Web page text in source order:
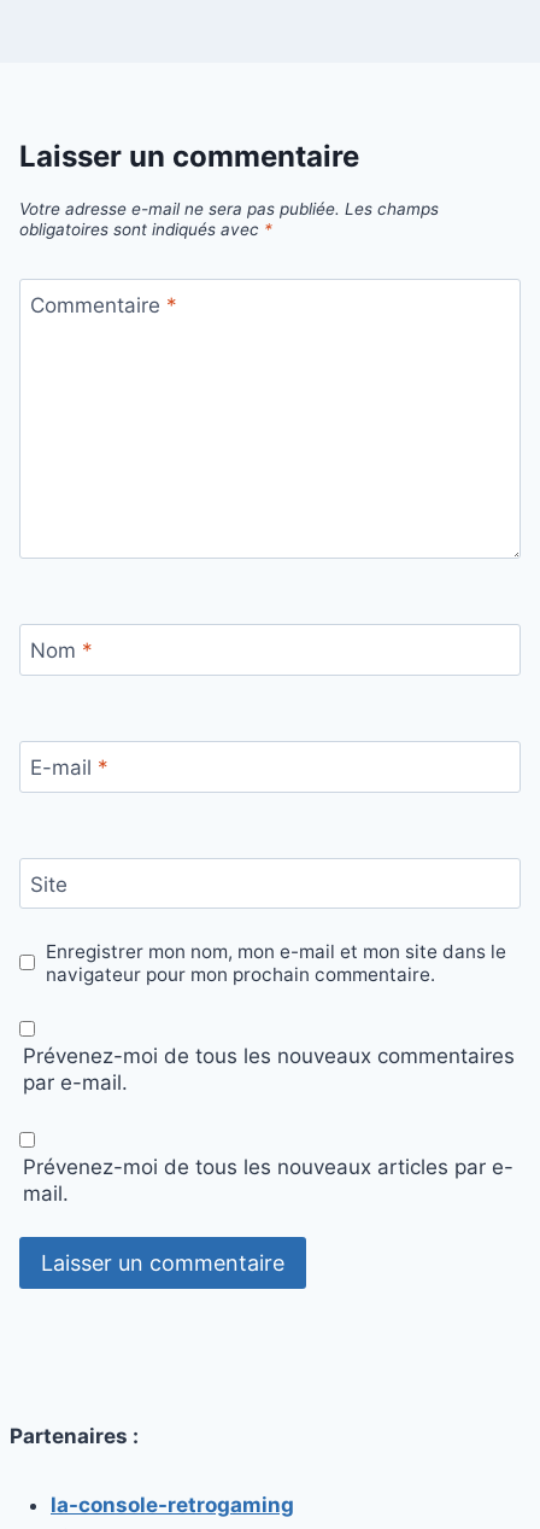
Laisser un commentaire
Votre adresse e-mail ne sera pas publiée. Les champs
obligatoires sont indiqués avec *
Commentaire *
Nom *
E-mail *
Site
Enregistrer mon nom, mon e-mail et mon site dans le
navigateur pour mon prochain commentaire.
Prévenez-moi de tous les nouveaux commentaires
par e-mail.
Prévenez-moi de tous les nouveaux articles par e-
mail.
Partenaires :
la-console-retrogaming